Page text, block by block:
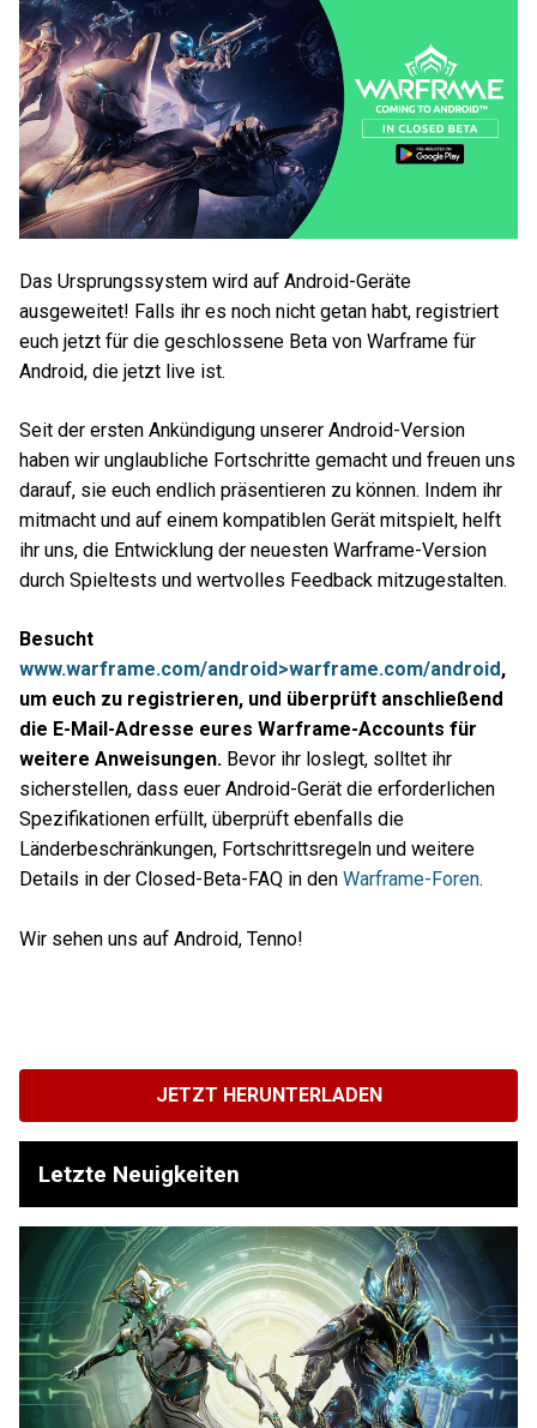
Das Ursprungssystem wird auf Android-Geräte
ausgeweitet! Falls ihr es noch nicht getan habt, registriert
euch jetzt für die geschlossene Beta von Warframe für
Android, die jetzt live ist.
Seit der ersten Ankündigung unserer Android-Version
haben wir unglaubliche Fortschritte gemacht und freuen uns
darauf, sie euch endlich präsentieren zu können. Indem ihr
mitmacht und auf einem kompatiblen Gerät mitspielt, helft
ihr uns, die Entwicklung der neuesten Warframe-Version
durch Spieltests und wertvolles Feedback mitzugestalten.
Besucht
www.warframe.com/android>warframe.com/android ,
um euch zu registrieren, und überprüft anschließend
die E-Mail-Adresse eures Warframe-Accounts für
weitere Anweisungen. Bevor ihr loslegt, solltet ihr
sicherstellen, dass euer Android-Gerät die erforderlichen
Spezifikationen erfüllt, überprüft ebenfalls die
Länderbeschränkungen, Fortschrittsregeln und weitere
Details in der Closed-Beta-FAQ in den Warframe-Foren.
Wir sehen uns auf Android, Tenno!
JETZT HERUNTERLADEN
Letzte Neuigkeiten